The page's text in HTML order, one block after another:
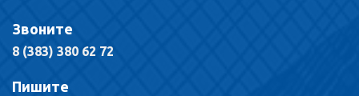
Звоните
8 (383) 380 62 72
Пишите